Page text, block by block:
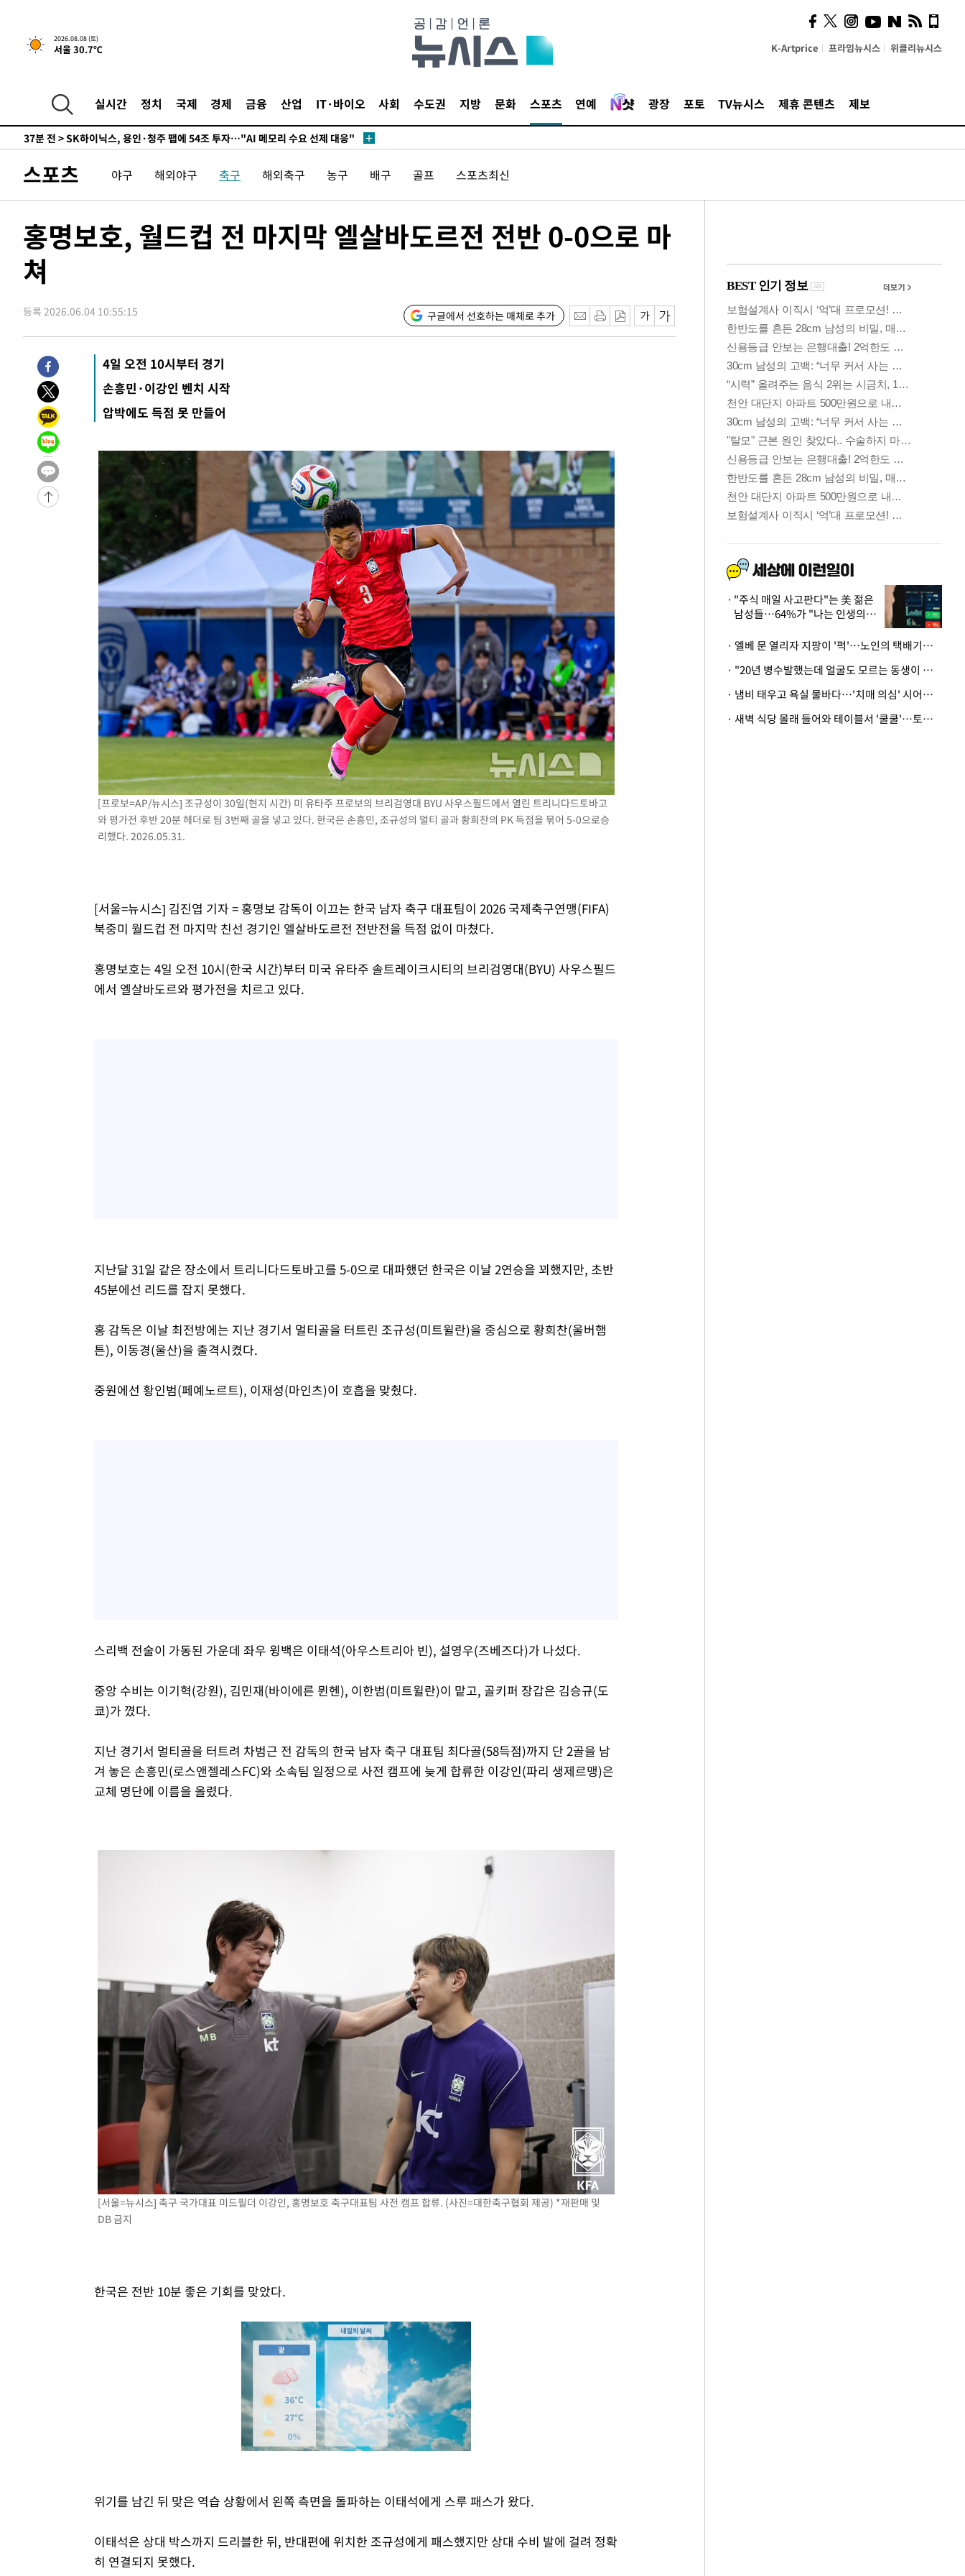
2026.08.08 (토)
서울 30.7℃ K-Artprice 프라임뉴시스 위클리뉴시스
실시간 정치 국제 경제 금융 산업 IT·바이오 사회 수도권 지방 문화 스포츠 연예 광장 포토 TV뉴시스 제휴 콘텐츠 제보
실천"
-10000초 전 >이란, "오만과 '중앙 단일 루트' 합의…북쪽 인바운드·남쪽 아웃바
운드는 임시"
-1568초 전 >"낮 기온 소폭 하락"…수도권 폭염중대경보, 폭염경보로 하향
-1495초 전 >
[단독]중수청 지원 검사들, 정원 초과 시 낮은 계급 임용…희망지 못
낮 최고 37도 찜통더위…곳곳 소나기·강원 많은 비[내일날씨]
37분 전 >SK하이닉스, 용인·청주 팹에 54조 투자…"AI 메모리 수요 선제 대응"
1시간 전 >외국인 심판 성 접대 7경기 들여다보니…한국 축구 '5승 2무'
1시간 전 >[속보]코스닥, 2.86포인트(0.36%) 내린 798.81마감
1시간 전 >[속보]원·달러 환율, 7.7원 내린 1416.1원 마감
1시간 전 >
2시간 전 >
2시간 전 >11시간 압수수색에 성접대 파문까지…'쑥대밭' 된 축구협회
3시간 전 >[속보]규제합리화위원회 부위원장에 김태유 서울대 공대 교수…이병태
후임
-18485초 전 >
이강인, 폭염 속 AT마드리드 첫 훈련…80명 식사 대접까지(종합)
-15624초 전 >
미 사업체 일자리, 7월에 2.3만개 순감하고 그 전 2개월 10.3만개
하향수정 (2보)
-15072초 전 >
-10935초 전 >
[속보]이 대통령 "부동산 공급 기존 사고방식 매달리지 말고 과감히
실천"
-10020초 전 >
운드는 임시"
-1588초 전 >
"낮 기온 소폭 하락"…수도권 폭염중대경보, 폭염경보로 하향
-1552초 전 >
[속보]이 대통령, '호우피해' 안동·의성 관할 4개 면 특별재난지역 선
-1515초 전 >
[단독]중수청 지원 검사들, 정원 초과 시 낮은 계급 임용…희망지 못
낮 최고 37도 찜통더위…곳곳 소나기·강원 많은 비[내일날씨]
SK하이닉스, 용인·청주 팹에 54조 투자…"AI 메모리 수요 선제 대응"
여자배구 이재영·이다영 자매, 아제르바이잔 투란VC 입단
외국인 심판 성 접대 7경기 들여다보니…한국 축구 '5승 2무'
[속보]코스닥, 2.86포인트(0.36%) 내린 798.81마감
[속보]코스피, 6200선 약보합…0.60% 내린 6258.77에 마쳐
[속보]원·달러 환율, 7.7원 내린 1416.1원 마감
[속보] 노원서 40.1도 관측…서울, 2018년 이후 첫 40도
[속보]종합특검, '계엄 수용공간 확보' 신용해 前교정본부장 기소
외신들도 주목한 韓축구 파문…"국민적 공분에 수사 재개"
11시간 압수수색에 성접대 파문까지…'쑥대밭' 된 축구협회
[속보]규제합리화위원회 부위원장에 김태유 서울대 공대 교수…이병태
스포츠 야구 해외야구 축구 해외축구 농구 배구 골프 스포츠최신
홍명보호, 월드컵 전 마지막 엘살바도르전 전반 0-0으로 마
쳐
등록 2026.06.04 10:55:15 구글에서 선호하는 매체로 추가
4일 오전 10시부터 경기
손흥민·이강인 벤치 시작
압박에도 득점 못 만들어
[프로보=AP/뉴시스] 조규성이 30일(현지 시간) 미 유타주 프로보의 브리검영대 BYU 사우스필드에서 열린 트리니다드토바고
와 평가전 후반 20분 헤더로 팀 3번째 골을 넣고 있다. 한국은 손흥민, 조규성의 멀티 골과 황희찬의 PK 득점을 묶어 5-0으로승
리했다. 2026.05.31.
[서울=뉴시스] 김진엽 기자 = 홍명보 감독이 이끄는 한국 남자 축구 대표팀이 2026 국제축구연맹(FIFA)
북중미 월드컵 전 마지막 친선 경기인 엘살바도르전 전반전을 득점 없이 마쳤다.
홍명보호는 4일 오전 10시(한국 시간)부터 미국 유타주 솔트레이크시티의 브리검영대(BYU) 사우스필드
에서 엘살바도르와 평가전을 치르고 있다.
지난달 31일 같은 장소에서 트리니다드토바고를 5-0으로 대파했던 한국은 이날 2연승을 꾀했지만, 초반
45분에선 리드를 잡지 못했다.
홍 감독은 이날 최전방에는 지난 경기서 멀티골을 터트린 조규성(미트윌란)을 중심으로 황희찬(울버햄
튼), 이동경(울산)을 출격시켰다.
중원에선 황인범(페예노르트), 이재성(마인츠)이 호흡을 맞췄다.
스리백 전술이 가동된 가운데 좌우 윙백은 이태석(아우스트리아 빈), 설영우(즈베즈다)가 나섰다.
중앙 수비는 이기혁(강원), 김민재(바이에른 뮌헨), 이한범(미트윌란)이 맡고, 골키퍼 장갑은 김승규(도
쿄)가 꼈다.
지난 경기서 멀티골을 터트려 차범근 전 감독의 한국 남자 축구 대표팀 최다골(58득점)까지 단 2골을 남
겨 놓은 손흥민(로스앤젤레스FC)와 소속팀 일정으로 사전 캠프에 늦게 합류한 이강인(파리 생제르맹)은
교체 명단에 이름을 올렸다.
[서울=뉴시스] 축구 국가대표 미드필더 이강인, 홍명보호 축구대표팀 사전 캠프 합류. (사진=대한축구협회 제공) *재판매 및
DB 금지
한국은 전반 10분 좋은 기회를 맞았다.
Mute
위기를 남긴 뒤 맞은 역습 상황에서 왼쪽 측면을 돌파하는 이태석에게 스루 패스가 왔다.
이태석은 상대 박스까지 드리블한 뒤, 반대편에 위치한 조규성에게 패스했지만 상대 수비 발에 걸려 정확
히 연결되지 못했다.
시, 스마트폰 액세서리에
NFC 더했다
"주식 매일 사고판다"는 美 젊은
남성들…64%가 "나는 인생의
· 엘베 문 열리자 지팡이 '퍽'…노인의 택배기사 폭행 이유
· "20년 병수발했는데 얼굴도 모르는 동생이 유산 절반을"…배다른 형제 상속권 있을까
· 냄비 태우고 욕실 물바다…'치매 의심' 시어머니 검사 권유했다가 '날벼락'
· 새벽 식당 몰래 들어와 테이블서 '쿨쿨'…토사물 남기고 사라진 남성